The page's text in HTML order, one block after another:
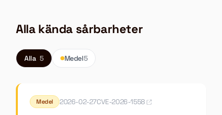
Alla kända sårbarheter
Alla 5 Medel5
Medel 2026-02-27CVE-2026-1558